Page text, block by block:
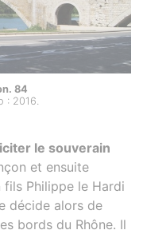
84
: 2016.
le souverain
et ensuite
fils Philippe le Hardi
décide alors de
bords du Rhône. Il